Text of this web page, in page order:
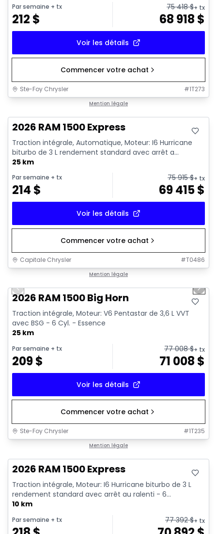
Par semaine + tx
212 $
75 418$+ tx
68 918 $
Voir les détails
Commencer votre achat
Ste-Foy Chrysler #1T273
Mention légale
2026 RAM 1500 Express
Traction intégrale, Automatique, Moteur: I6 Hurricane
biturbo de 3 L rendement standard avec arrêt a...
25 km
Par semaine + tx
214 $
75 915$+ tx
69 415$
Voir les détails
Commencer votre achat
Capitale Chrysler #T0486
Mention légale
Previous slide Next
2026 RAM 1500 Big Horn
Traction intégrale, Moteur: V6 Pentastar de 3,6 L VVT
avec BSG - 6 Cyl. - Essence
25 km
Par semaine + tx
209$
77 008$+ tx
71 008 $
Voir les détails
Commencer votre achat
Ste-Foy Chrysler #1T235
Mention légale
2026 RAM 1500 Express
Traction intégrale, Moteur: I6 Hurricane biturbo de 3 L
rendement standard avec arrêt au ralenti - 6...
10 km
Par semaine + tx 77 392$+ tx